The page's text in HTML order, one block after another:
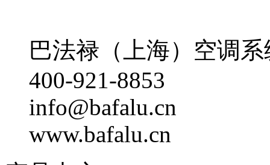
巴法禄（上海）空调
400-921-8853
info@bafalu.cn
www.bafalu.cn